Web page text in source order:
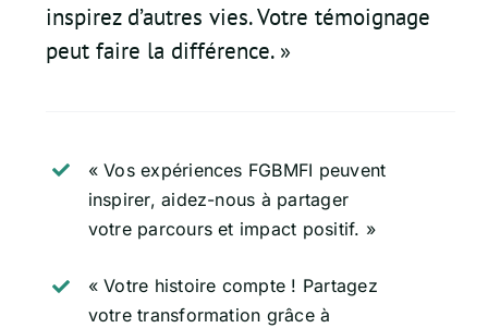
inspirez d’autres vies. Votre témoignage
peut faire la différence. »
« Vos expériences FGBMFI peuvent
inspirer, aidez-nous à partager
votre parcours et impact positif. »
« Votre histoire compte ! Partagez
votre transformation grâce à